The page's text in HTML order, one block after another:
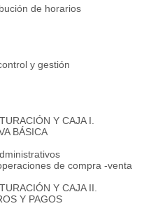
de horarios
y gestión
Y CAJA I.
BÁSICA
de compra -venta
Y CAJA II.
Y PAGOS